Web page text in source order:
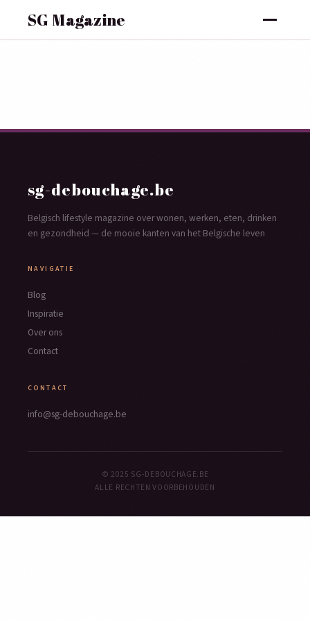
SG Magazine
sg-debouchage.be
Belgisch lifestyle magazine over wonen, werken, eten, drinken
en gezondheid — de mooie kanten van het Belgische leven
NAVIGATIE
Blog
Inspiratie
Over ons
Contact
CONTACT
info@sg-debouchage.be
© 2025 SG-DEBOUCHAGE.BE
ALLE RECHTEN VOORBEHOUDEN